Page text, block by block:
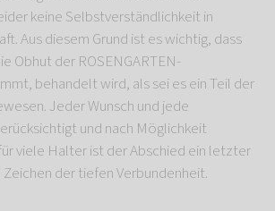
keine Selbstverständlichkeit in
Aus diesem Grund ist es wichtig, dass
Obhut der ROSENGARTEN-
behandelt wird, als sei es ein Teil der
Jeder Wunsch und jede
und nach Möglichkeit
viele Halter ist der Abschied ein letzter
der tiefen Verbundenheit.